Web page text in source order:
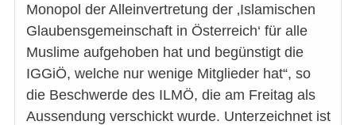
Monopol der Alleinvertretung der ‚Islamischen
Glaubensgemeinschaft in Österreich‘ für alle
Muslime aufgehoben hat und begünstigt die
IGGiÖ, welche nur wenige Mitglieder hat“, so
die Beschwerde des ILMÖ, die am Freitag als
Aussendung verschickt wurde. Unterzeichnet ist